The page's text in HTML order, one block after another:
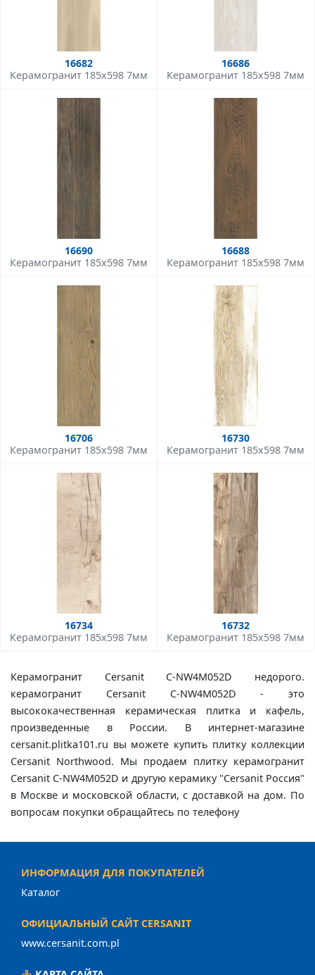
16682
Керамогранит 185x598 7мм
16686
Керамогранит 185x598 7мм
16690
Керамогранит 185x598 7мм
16688
Керамогранит 185x598 7мм
16706
Керамогранит 185x598 7мм
16730
Керамогранит 185x598 7мм
16734
Керамогранит 185x598 7мм
16732
Керамогранит 185x598 7мм
Керамогранит Cersanit C-NW4M052D недорого.
керамогранит Cersanit C-NW4M052D - это
высококачественная керамическая плитка и кафель,
произведенные в России. В интернет-магазине
cersanit.plitka101.ru вы можете купить плитку коллекции
Cersanit Northwood. Мы продаем плитку керамогранит
Cersanit C-NW4M052D и другую керамику "Cersanit Россия"
в Москве и московской области, с доставкой на дом. По
вопросам покупки обращайтесь по телефону
ИНФОРМАЦИЯ ДЛЯ ПОКУПАТЕЛЕЙ
Каталог
ОФИЦИАЛЬНЫЙ САЙТ CERSANIT
www.cersanit.com.pl